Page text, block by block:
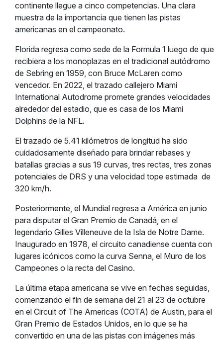
continente llegue a cinco competencias. Una clara
muestra de la importancia que tienen las pistas
americanas en el campeonato.
Florida regresa como sede de la Formula 1 luego de que
recibiera a los monoplazas en el tradicional autódromo
de Sebring en 1959, con Bruce McLaren como
vencedor. En 2022, el trazado callejero Miami
International Autodrome promete grandes velocidades
alrededor del estadio, que es casa de los Miami
Dolphins de la NFL.
El trazado de 5.41 kilómetros de longitud ha sido
cuidadosamente diseñado para brindar rebases y
batallas gracias a sus 19 curvas, tres rectas, tres zonas
potenciales de DRS y una velocidad tope estimada de
320 km/h.
Posteriormente, el Mundial regresa a América en junio
para disputar el Gran Premio de Canadá, en el
legendario Gilles Villeneuve de la Isla de Notre Dame.
Inaugurado en 1978, el circuito canadiense cuenta con
lugares icónicos como la curva Senna, el Muro de los
Campeones o la recta del Casino.
La última etapa americana se vive en fechas seguidas,
comenzando el fin de semana del 21 al 23 de octubre
en el Circuit of The Americas (COTA) de Austin, para el
Gran Premio de Estados Unidos, en lo que se ha
convertido en una de las pistas con imágenes más